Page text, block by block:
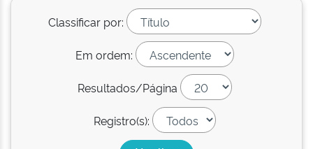
Classificar por:
Em ordem:
Resultados/Página
Registro(s):